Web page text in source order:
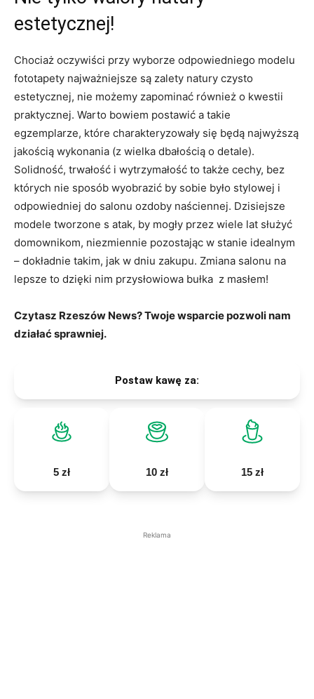
estetycznej!
Chociaż oczywiści przy wyborze odpowiedniego modelu
fototapety najważniejsze są zalety natury czysto
estetycznej, nie możemy zapominać również o kwestii
praktycznej. Warto bowiem postawić a takie
egzemplarze, które charakteryzowały się będą najwyższą
jakością wykonania (z wielka dbałością o detale).
Solidność, trwałość i wytrzymałość to także cechy, bez
których nie sposób wyobrazić by sobie było stylowej i
odpowiedniej do salonu ozdoby naściennej. Dzisiejsze
modele tworzone s atak, by mogły przez wiele lat służyć
domownikom, niezmiennie pozostając w stanie idealnym
– dokładnie takim, jak w dniu zakupu. Zmiana salonu na
lepsze to dzięki nim przysłowiowa bułka z masłem!
Czytasz Rzeszów News? Twoje wsparcie pozwoli nam
działać sprawniej.
Postaw kawę za:
5 zł 10 zł 15 zł
Reklama